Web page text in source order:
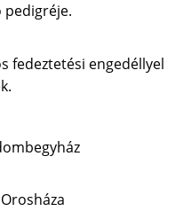
pedigréje.
fedeztetési engedéllyel